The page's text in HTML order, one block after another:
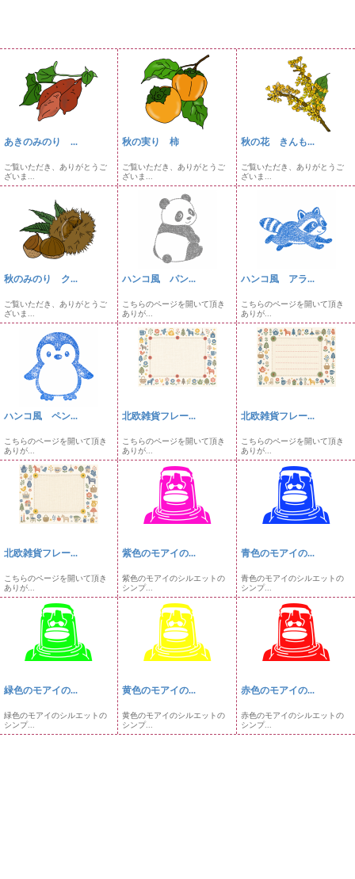
あきのみのり ...
ご覧いただき、ありがとうご
ざいま...
秋の実り 柿
ご覧いただき、ありがとうご
ざいま...
秋の花 きんも...
ご覧いただき、ありがとうご
ざいま...
秋のみのり ク...
ご覧いただき、ありがとうご
ざいま...
ハンコ風 パン...
こちらのページを開いて頂き
ありが...
ハンコ風 アラ...
こちらのページを開いて頂き
ありが...
ハンコ風 ペン...
こちらのページを開いて頂き
ありが...
北欧雑貨フレー...
こちらのページを開いて頂き
ありが...
北欧雑貨フレー...
こちらのページを開いて頂き
ありが...
北欧雑貨フレー...
こちらのページを開いて頂き
ありが...
紫色のモアイの...
紫色のモアイのシルエットの
シンプ...
青色のモアイの...
青色のモアイのシルエットの
シンプ...
緑色のモアイの...
緑色のモアイのシルエットの
シンプ...
黄色のモアイの...
黄色のモアイのシルエットの
シンプ...
赤色のモアイの...
赤色のモアイのシルエットの
シンプ...